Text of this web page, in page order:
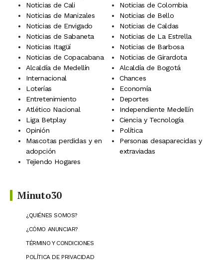
Noticias de Cali
Noticias de Colombia
Noticias de Manizales
Noticias de Bello
Noticias de Envigado
Noticias de Caldas
Noticias de Sabaneta
Noticias de La Estrella
Noticias Itagüí
Noticias de Barbosa
Noticias de Copacabana
Noticias de Girardota
Alcaldía de Medellín
Alcaldía de Bogotá
Internacional
Chances
Loterías
Economía
Entretenimiento
Deportes
Atlético Nacional
Independiente Medellín
Liga Betplay
Ciencia y Tecnología
Opinión
Política
Mascotas perdidas y en
adopción
Personas desaparecidas y
extraviadas
Tejiendo Hogares
Minuto30
¿QUIÉNES SOMOS?
¿CÓMO ANUNCIAR?
TÉRMINO Y CONDICIONES
POLÍTICA DE PRIVACIDAD